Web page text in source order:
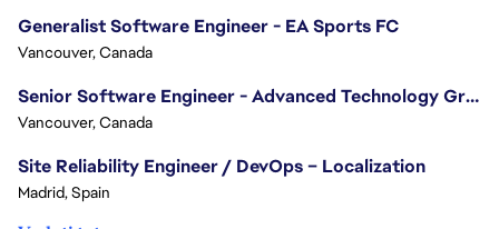
Generalist Software Engineer - EA Sports FC
Vancouver, Canada
Senior Software Engineer - Advanced Technology Group
Vancouver, Canada
Site Reliability Engineer / DevOps – Localization
Madrid, Spain